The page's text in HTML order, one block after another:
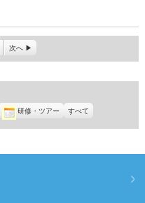
次へ
研修・ツアー すべて